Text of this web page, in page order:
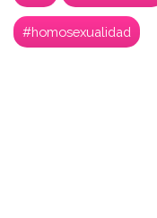
#homosexualidad